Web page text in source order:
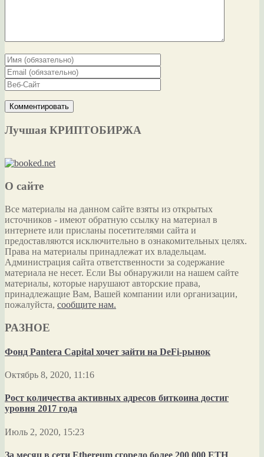
Лучшая КРИПТОБИРЖА
О сайте
Все материалы на данном сайте взяты из открытых
источников - имеют обратную ссылку на материал в
интернете или присланы посетителями сайта и
предоставляются исключительно в ознакомительных целях.
Права на материалы принадлежат их владельцам.
Администрация сайта ответственности за содержание
материала не несет. Если Вы обнаружили на нашем сайте
материалы, которые нарушают авторские права,
принадлежащие Вам, Вашей компании или организации,
пожалуйста, сообщите нам.
РАЗНОЕ
Фонд Pantera Capital хочет зайти на DeFi-рынок
Октябрь 8, 2020, 11:16
Рост количества активных адресов биткоина достиг
уровня 2017 года
Июль 2, 2020, 15:23
За месяц в сети Ethereum сгорело более 200 000 ETH